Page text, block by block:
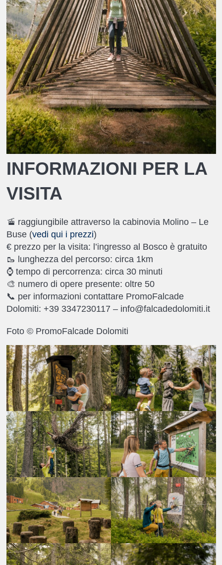
INFORMAZIONI PER LA
VISITA
🚡 raggiungibile attraverso la cabinovia Molino – Le
Buse (vedi qui i prezzi)
€ prezzo per la visita: l’ingresso al Bosco è gratuito
🥾 lunghezza del percorso: circa 1km
⌚️ tempo di percorrenza: circa 30 minuti
🎨 numero di opere presente: oltre 50
📞 per informazioni contattare PromoFalcade
Dolomiti: +39 3347230117 – info@falcadedolomiti.it
Foto © PromoFalcade Dolomiti